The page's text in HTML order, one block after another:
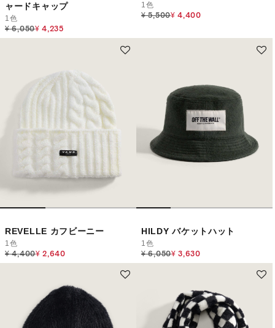
ャードキャップ
1色
Price reduced from
¥ 6,050to
¥ 4,235
1色
Price reduced from
¥ 5,500to
¥ 4,400
REVELLE カフビーニー
1色
Price reduced from
¥ 4,400to
¥ 2,640
HILDY バケットハット
1色
Price reduced from
¥ 6,050to
¥ 3,630